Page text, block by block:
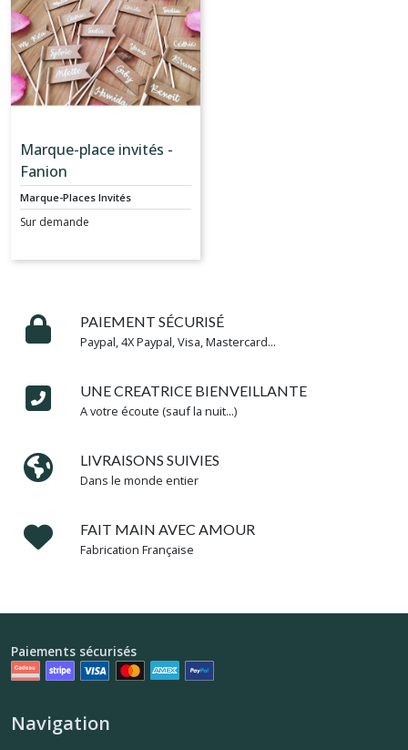
Marque-place invités -
Fanion
Marque-Places Invités
Sur demande
PAIEMENT SÉCURISÉ
Paypal, 4X Paypal, Visa, Mastercard...
UNE CREATRICE BIENVEILLANTE
A votre écoute (sauf la nuit...)
LIVRAISONS SUIVIES
Dans le monde entier
FAIT MAIN AVEC AMOUR
Fabrication Française
Décoration
murale
(1)
Collection
(7)
T-
Shirt
pour
Marque-
(1)
mariage
(4)
Mariage
Baguettes
pour
enfant
Paiements sécurisés
Navigation